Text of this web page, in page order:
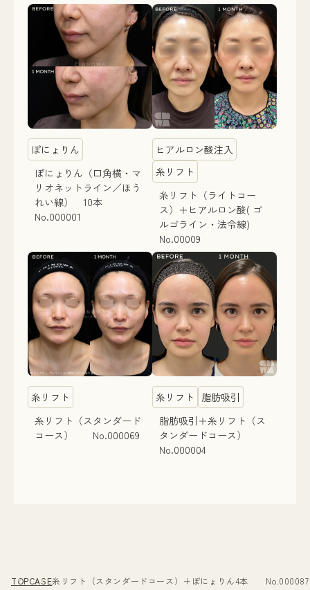
ぽにょりん
ぽにょりん（口角横・マ
リオネットライン／ほう
れい線） 10本
No.000001
ヒアルロン酸注入
糸リフト
糸リフト（ライトコー
ス）＋ヒアルロン酸( ゴ
ルゴライン・法令線)
No.00009
糸リフト
糸リフト（スタンダード
コース） No.000069
糸リフト
脂肪吸引
脂肪吸引＋糸リフト（ス
タンダードコース）
No.000004
TOPCASE糸リフト（スタンダードコース）＋ぽにょりん4本 No.000087